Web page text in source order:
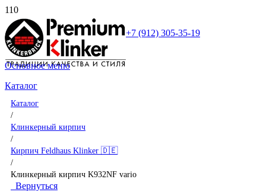
+7 (912) 305-35-19
Основное меню
Каталог
Каталог
/
Клинкерный кирпич
/
Кирпич Feldhaus Klinker 🇩🇪
/
Клинкерный кирпич K932NF vario
Вернуться